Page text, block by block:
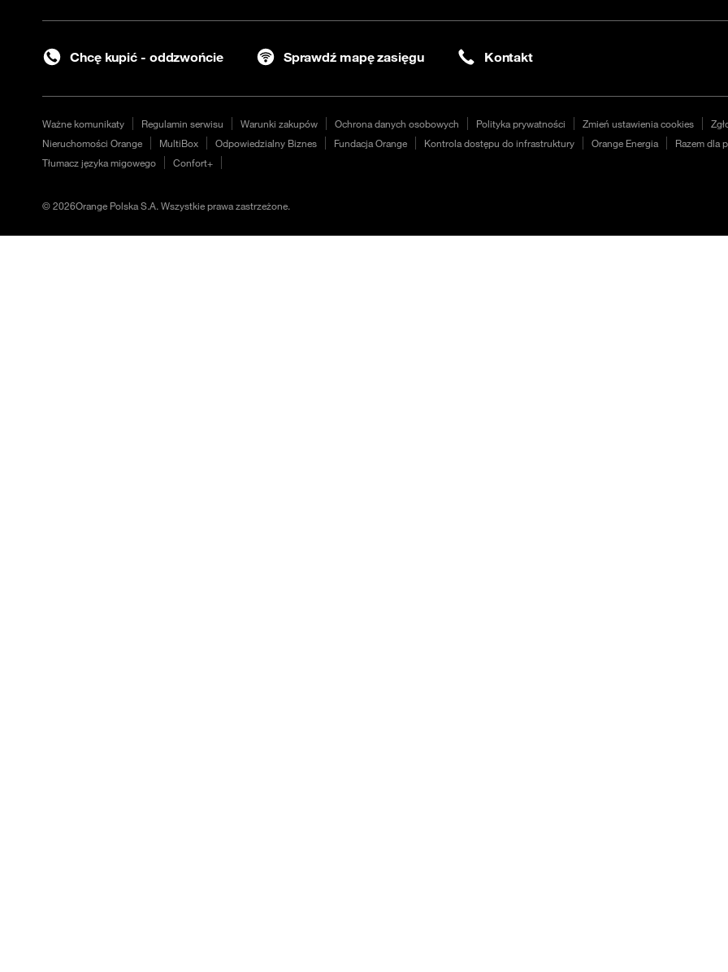
Chcę kupić - oddzwońcie Sprawdź mapę zasięgu Kontakt
Ważne komunikaty Regulamin serwisu Warunki zakupów Ochrona danych osobowych Polityka prywatności Zmień ustawienia cookies
Nieruchomości Orange
MultiBox Odpowiedzialny Biznes Fundacja Orange Kontrola dostępu do infrastruktury Orange Energia Razem dla
Tłumacz języka migowego
Confort+
©2026Orange Polska S.A. Wszystkie prawa zastrzeżone.